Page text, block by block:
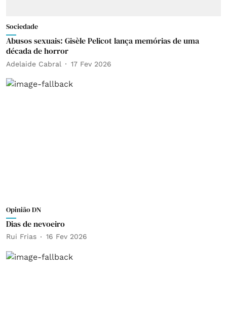
Sociedade
Abusos sexuais: Gisèle Pelicot lança memórias de uma
década de horror
Adelaide Cabral 17 Fev 2026
Opinião DN
Dias de nevoeiro
Rui Frias 16 Fev 2026